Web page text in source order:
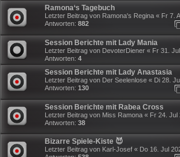
Ramona‘s Tagebuch
Letzter Beitrag von Ramona's Regina « Fr 7.
Antworten: 882
Session Berichte mit Lady Mania
Letzter Beitrag von DevoterDiener « Fr 31.
Antworten: 4
Session Berichte mit Lady Anastasia
Letzter Beitrag von Der Seelenlose « Di 28.
Antworten: 130
Session Berichte mit Rabea Cross
Letzter Beitrag von Miss Ramona « Fr 24. Jul
Antworten: 38
Bizarre Spiele-Kiste 😈
Letzter Beitrag von Karl-Josef « Do 16. Jul